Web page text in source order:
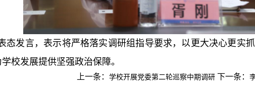
态发言，表示将严格落实调研组指导要求，以更大决心更实
校发展提供坚强政治保障。
上一条： 学校开展党委第二轮巡察中期调研 下一条：